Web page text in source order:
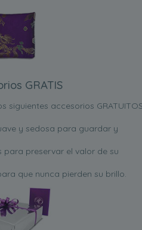
GRATIS
siguientes accesorios
y sedosa para guardar y
preservar el valor de su
que nunca pierden su brillo.